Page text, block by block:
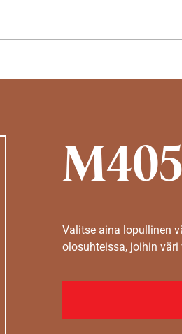
M405
Valitse aina lopullinen
olosuhteissa, joihin väri